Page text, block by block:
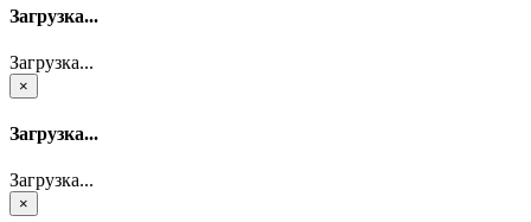
Загрузка...
Загрузка...
×
Загрузка...
Загрузка...
×